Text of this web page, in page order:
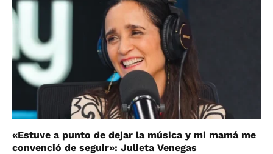
«Estuve a punto de dejar la música y mi mamá me
convenció de seguir»: Julieta Venegas